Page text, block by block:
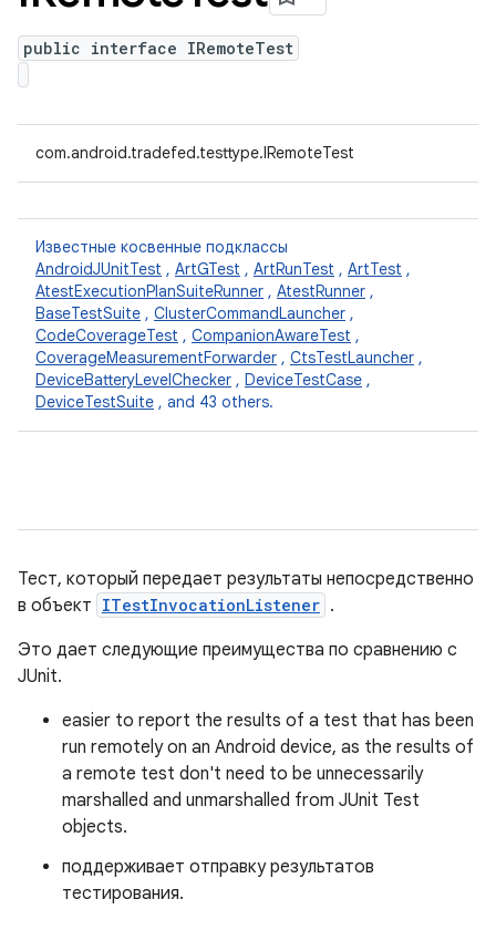
public interface IRemoteTest
com.android.tradefed.testtype.IRemoteTest
Известные косвенные подклассы
AndroidJUnitTest , ArtGTest , ArtRunTest , ArtTest ,
AtestExecutionPlanSuiteRunner , AtestRunner ,
BaseTestSuite , ClusterCommandLauncher ,
CodeCoverageTest , CompanionAwareTest ,
CoverageMeasurementForwarder , CtsTestLauncher ,
DeviceBatteryLevelChecker , DeviceTestCase ,
DeviceTestSuite , and 43 others.
Тест, который передает результаты непосредственно
в объект ITestInvocationListener .
Это дает следующие преимущества по сравнению с
JUnit.
easier to report the results of a test that has been
run remotely on an Android device, as the results of
a remote test don't need to be unnecessarily
marshalled and unmarshalled from JUnit Test
objects.
поддерживает отправку результатов
тестирования.